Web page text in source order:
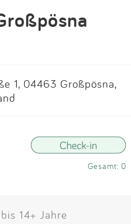
1, 04463 Großpösna,
Gesamt: 0
14+ Jahre